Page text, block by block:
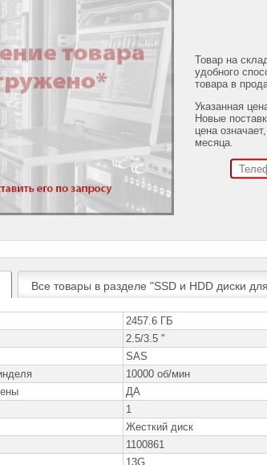
Товар на
удобного
товара в
Указанная
Новые
цена
месяца.
Все товары в разделе "SSD и HDD диски
2457.6 ГБ
2.5/3.5 "
SAS
10000 об/мин
ДА
1
Жесткий диск
1100861
13G